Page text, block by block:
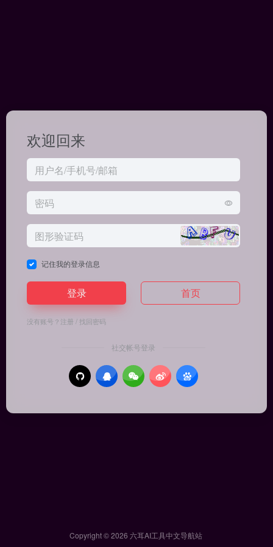
欢迎回来
记住我的登录信息
登录 首页
没有账号？ 注册 /找回密码
社交帐号登录
Copyright © 2026 六耳AI工具中文导航站